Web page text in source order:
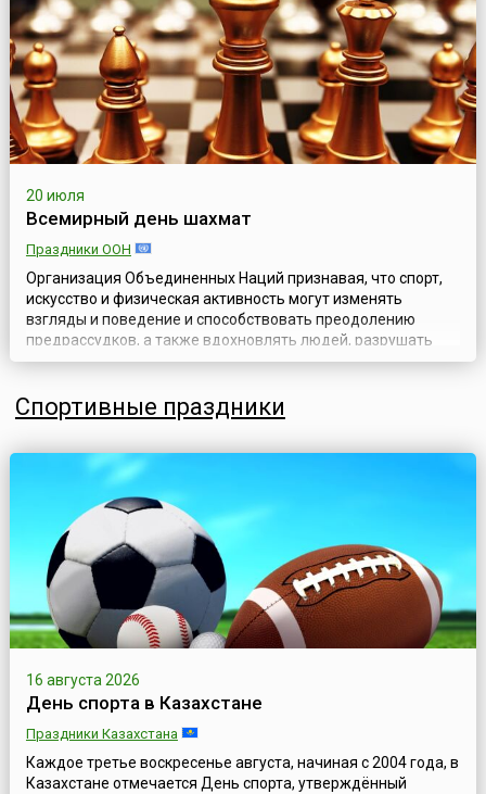
20 июля
Всемирный день шахмат
Праздники ООН
Организация Объединенных Наций признавая, что спорт,
искусство и физическая активность могут изменять
взгляды и поведение и способствовать преодолению
предрассудков, а также вдохновлять людей, разрушать
расовые и политические барьеры, противодействовать
заседании Генеральной Ассамблеи провозгласила 20 июля
Всемирным днем шахмат (англ. World Ches...
Спортивные праздники
16 августа 2026
День спорта в Казахстане
Праздники Казахстана
Каждое третье воскресенье августа, начиная с 2004 года, в
Казахстане отмечается День спорта, утверждённый